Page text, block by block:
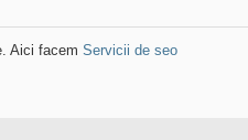
Aici facem Servicii de seo